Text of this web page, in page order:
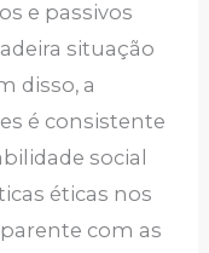
e passivos
situação
disso, a
é consistente
social
éticas nos
com as